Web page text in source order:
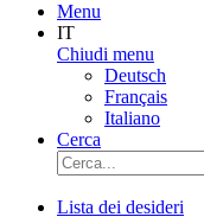
Menu
IT
Chiudi menu
Deutsch
Français
Italiano
Cerca
Lista dei desideri